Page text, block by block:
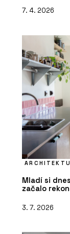
7. 4. 2026
Mladí si
začalo
3. 7. 2026